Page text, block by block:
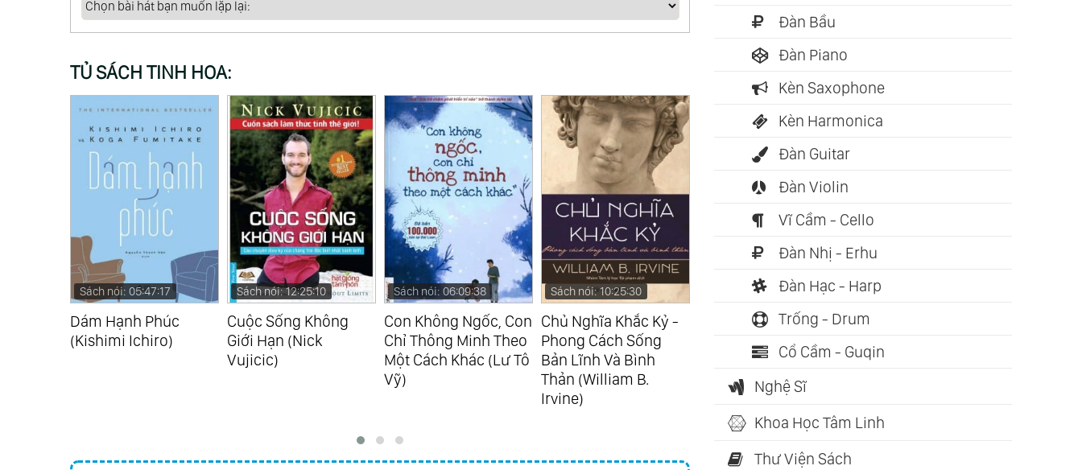
TỦ SÁCH TINH HOA:
Sách nói: 05:47:17
Dám Hạnh Phúc
(Kishimi Ichiro)
Sách nói: 12:25:10
Cuộc Sống Không
Giới Hạn (Nick
Vujicic)
Sách nói: 06:09:38
Con Không Ngốc, Con
Chỉ Thông Minh Theo
Một Cách Khác (Lư Tô
Vỹ)
Sách nói: 10:25:30
Chủ Nghĩa Khắc Kỷ -
Phong Cách Sống
Bản Lĩnh Và Bình
Thản (William B.
Irvine)
Sách nói: 06:58:23
Cho Đi Là Còn Mãi
Sách nói: 07:34:24
Chiến Thắng Con Quỷ
Hill)
Đàn Bầu
Đàn Piano
Kèn Saxophone
Kèn Harmonica
Đàn Guitar
Đàn Violin
Vĩ Cầm - Cello
Đàn Nhị - Erhu
Đàn Hạc - Harp
Trống - Drum
Cổ Cầm - Guqin
Nghệ Sĩ
Khoa Học Tâm Linh
Thư Viện Sách